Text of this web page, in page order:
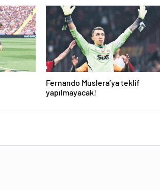
Fernando Muslera’ya teklif
yapılmayacak!